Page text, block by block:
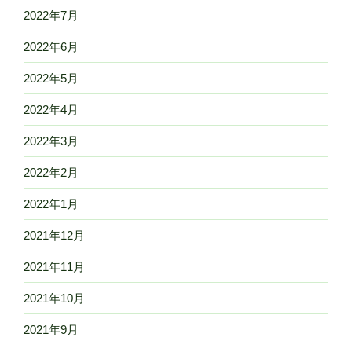
2022年7月
2022年6月
2022年5月
2022年4月
2022年3月
2022年2月
2022年1月
2021年12月
2021年11月
2021年10月
2021年9月